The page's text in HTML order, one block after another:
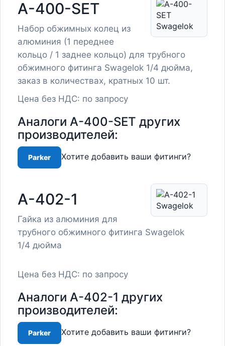
A-400-SET
Набор обжимных колец из
алюминия (1 переднее
кольцо / 1 заднее кольцо) для трубного
обжимного фитинга Swagelok 1/4 дюйма,
заказ в количествах, кратных 10 шт.
Цена без НДС: по запросу
Аналоги A-400-SET других
производителей:
Parker Хотите добавить ваши фитинги?
A-402-1
Гайка из алюминия для
трубного обжимного фитинга Swagelok
1/4 дюйма
Цена без НДС: по запросу
Аналоги A-402-1 других
производителей:
Parker Хотите добавить ваши фитинги?